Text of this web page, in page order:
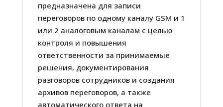
предназначена для записи
переговоров по одному каналу GSM и 1
или 2 аналоговым каналам с целью
контроля и повышения
ответственности за принимаемые
решения, документирования
разговоров сотрудников и создания
архивов переговоров, а также
автоматического ответа на